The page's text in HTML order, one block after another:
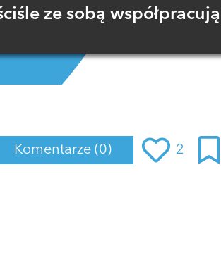
ze sobą
Komentarze (0) 2